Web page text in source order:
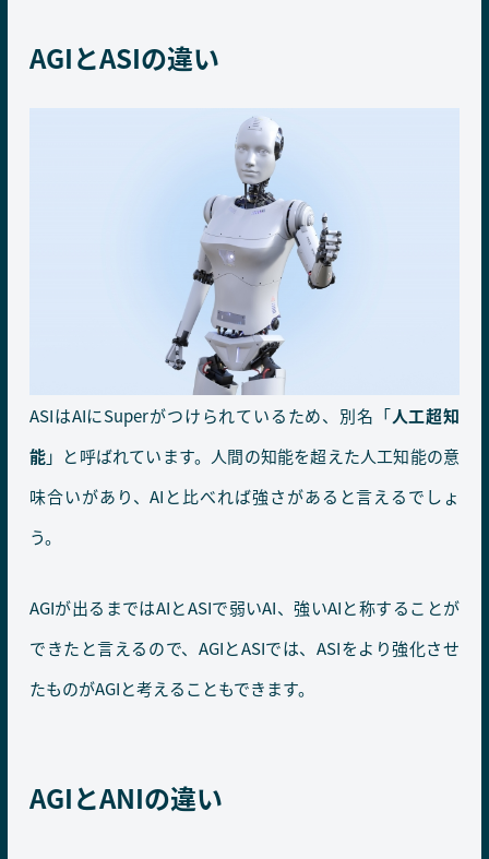
AGIとASIの違い
ASIはAIにSuperがつけられているため、別名「人工超知
能」と呼ばれています。人間の知能を超えた人工知能の意
味合いがあり、AIと比べれば強さがあると言えるでしょ
う。
AGIが出るまではAIとASIで弱いAI、強いAIと称することが
できたと言えるので、AGIとASIでは、ASIをより強化させ
たものがAGIと考えることもできます。
AGIとANIの違い